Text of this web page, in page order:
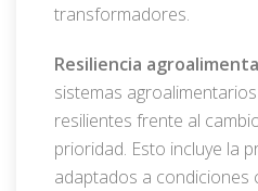
transformadores.
Resiliencia
sistemas
resilientes frente al
prioridad. Esto incluye la
adaptados a condiciones